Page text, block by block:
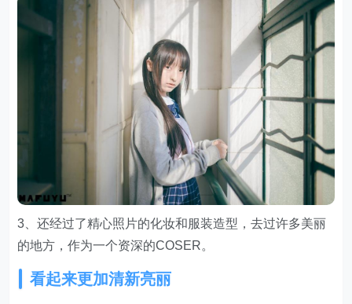
3、还经过了精心照片的化妆和服装造型，去过许多美丽
的地方，作为一个资深的COSER。
看起来更加清新亮丽